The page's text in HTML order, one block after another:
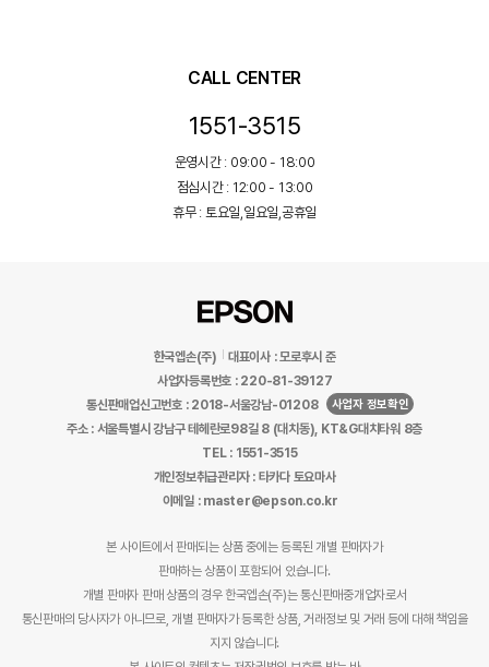
CALL CENTER
1551-3515
운영시간 : 09:00 - 18:00
점심시간 : 12:00 - 13:00
휴무 : 토요일,일요일,공휴일
한국엡손(주)
대표이사 : 모로후시 준
사업자등록번호 : 220-81-39127
통신판매업신고번호 : 2018-서울강남-01208
사업자 정보확인
주소 : 서울특별시 강남구 테헤란로98길 8 (대치동), KT&G대치타워 8층
TEL : 1551-3515
개인정보취급관리자 : 타카다 토요마사
이메일 : master@epson.co.kr
본 사이트에서 판매되는 상품 중에는 등록된 개별 판매자가
판매하는 상품이 포함되어 있습니다.
개별 판매자 판매 상품의 경우 한국엡손(주)는 통신판매중개업자로서
통신판매의 당사자가 아니므로, 개별 판매자가 등록한 상품, 거래정보 및 거래 등에 대해 책임을
지지 않습니다.